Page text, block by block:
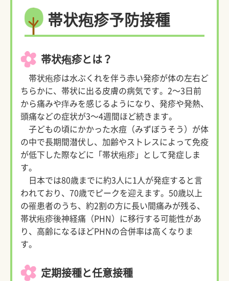
帯状疱疹予防接種
帯状疱疹とは？
帯状疱疹は水ぶくれを伴う赤い発疹が体の左右ど
ちらかに、帯状に出る皮膚の病気です。2～3日前
から痛みや痒みを感じるようになり、発疹や発熱、
頭痛などの症状が3～4週間ほど続きます。
子どもの頃にかかった水痘（みずぼうそう）が体
の中で長期間潜伏し、加齢やストレスによって免疫
が低下した際などに「帯状疱疹」として発症しま
す。
日本では80歳までに約3人に1人が発症すると言
われており、70歳でピークを迎えます。50歳以上
の罹患者のうち、約2割の方に長い間痛みが残る、
帯状疱疹後神経痛（PHN）に移行する可能性があ
り、高齢になるほどPHNの合併率は高くなりま
す。
定期接種と任意接種